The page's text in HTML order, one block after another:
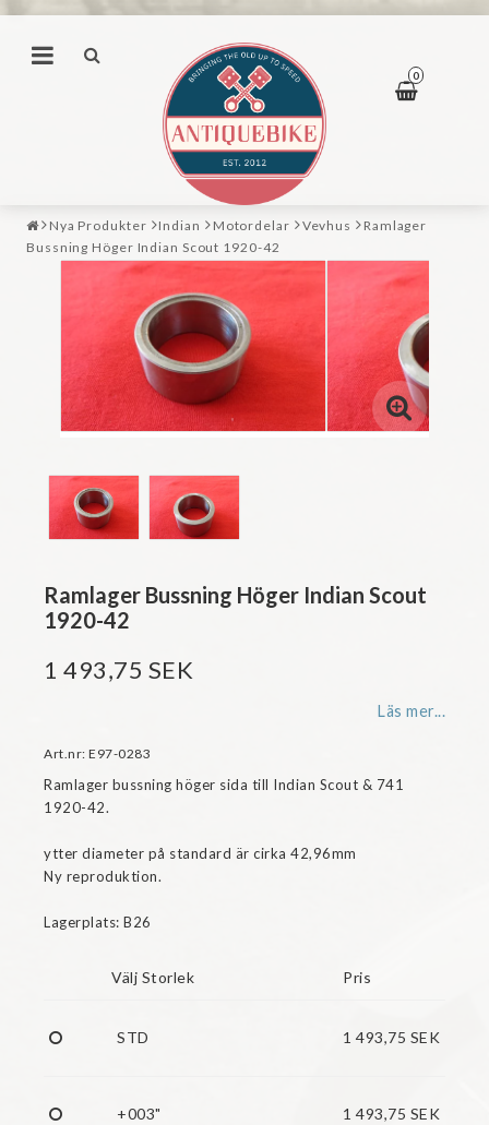
0
Nya Produkter Indian Motordelar Vevhus
Ramlager
Bussning Höger Indian Scout 1920-42
Ramlager Bussning Höger Indian Scout
1920-42
1 493,75 SEK
Läs mer...
Art.nr: E97-0283
Ramlager bussning höger sida till Indian Scout & 741
1920-42.
ytter diameter på standard är cirka 42,96mm
Ny reproduktion.
Lagerplats: B26
Välj Storlek Pris
STD 1 493,75 SEK
+003" 1 493,75 SEK